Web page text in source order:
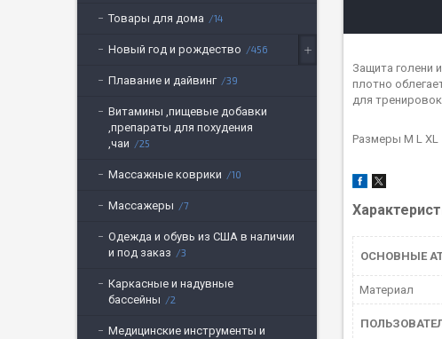
Защита голени
плотно
для тренировок
Размеры M L XL
ОСНОВНЫЕ
Материал
Товары для дома 14
Новый год и рождество 456
Плавание и дайвинг 39
Витамины ,пищевые добавки
,препараты для похудения
,чаи
25
Массажные коврики 10
Массажеры 7
Одежда и обувь из США в наличии
и под заказ
3
Каркасные и надувные
бассейны
2
Медицинские инструменты и